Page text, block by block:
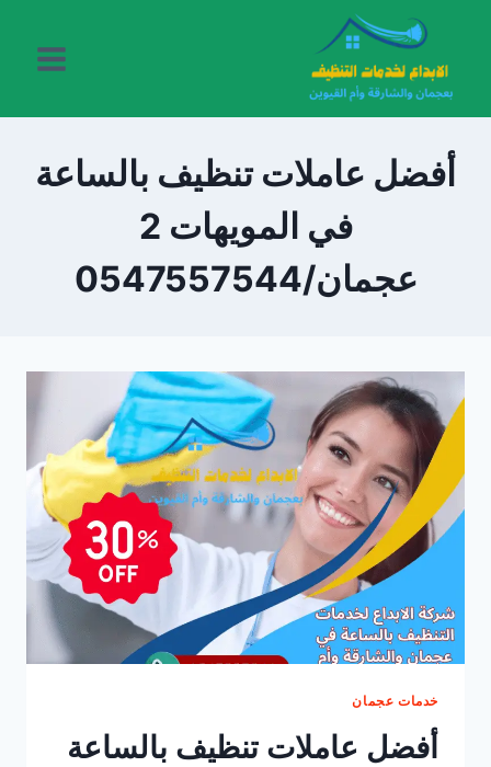
المحتوى
أفضل عاملات تنظيف بالساعة
في المويهات 2
عجمان/0547557544
خدمات عجمان
أفضل عاملات تنظيف بالساعة